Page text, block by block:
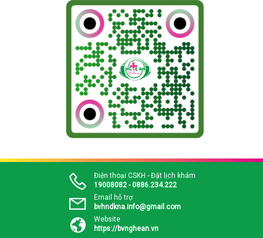
Điện thoại CSKH - Đặt lịch khám
19008082 - 0886.234.222
Email hỗ trợ
bvhndkna.info@gmail.com
Website
https://bvnghean.vn